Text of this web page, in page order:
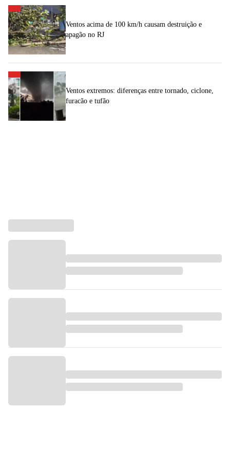
Ventos acima de 100 km/h causam destruição e
apagão no RJ
Ventos extremos: diferenças entre tornado, ciclone,
furacão e tufão